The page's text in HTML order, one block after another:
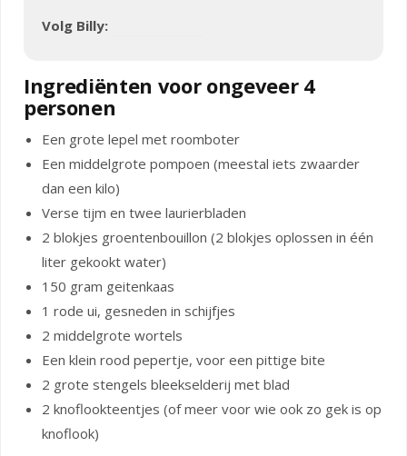
Volg Billy:
Ingrediënten voor ongeveer 4
personen
Een grote lepel met roomboter
Een middelgrote pompoen (meestal iets zwaarder
dan een kilo)
Verse tijm en twee laurierbladen
2 blokjes groentenbouillon (2 blokjes oplossen in één
liter gekookt water)
150 gram geitenkaas
1 rode ui, gesneden in schijfjes
2 middelgrote wortels
Een klein rood pepertje, voor een pittige bite
2 grote stengels bleekselderij met blad
2 knoflookteentjes (of meer voor wie ook zo gek is op
knoflook)